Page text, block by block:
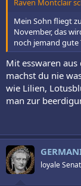
Raven Montclair
Mein Sohn fliegt
November, das
noch jemand gute
Mit esswaren
machst du nie
wie Lilien,
man zur
loyale